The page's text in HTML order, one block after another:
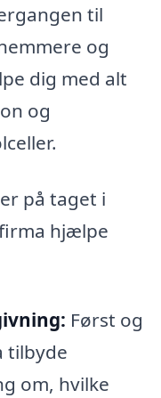
til
og
dig med alt
og
på taget i
hjælpe
Først og
tilbyde
om, hvilke